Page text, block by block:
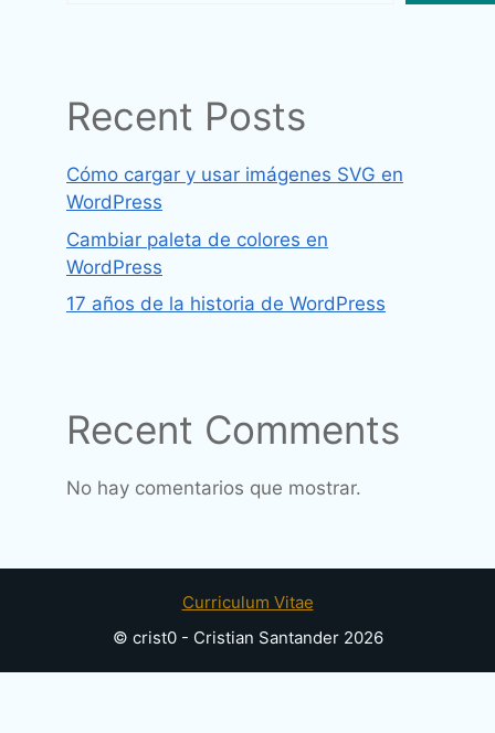
Recent Posts
Cómo cargar y usar imágenes SVG en
WordPress
Cambiar paleta de colores en
WordPress
17 años de la historia de WordPress
Recent Comments
No hay comentarios que mostrar.
Curriculum Vitae
© crist0 - Cristian Santander 2026